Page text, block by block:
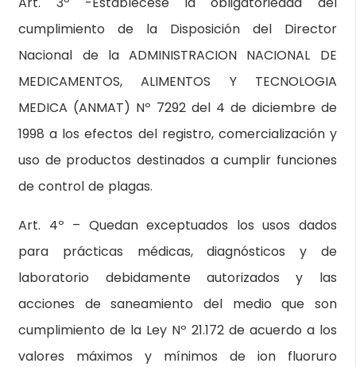
cumplimiento de la Disposición del Director
Nacional de la ADMINISTRACION NACIONAL DE
MEDICAMENTOS, ALIMENTOS Y TECNOLOGIA
MEDICA (ANMAT) Nº 7292 del 4 de diciembre de
1998 a los efectos del registro, comercialización y
uso de productos destinados a cumplir funciones
de control de plagas.
Art. 4º – Quedan exceptuados los usos dados
para prácticas médicas, diagnósticos y de
laboratorio debidamente autorizados y las
acciones de saneamiento del medio que son
cumplimiento de la Ley Nº 21.172 de acuerdo a los
valores máximos y mínimos de ion fluoruro